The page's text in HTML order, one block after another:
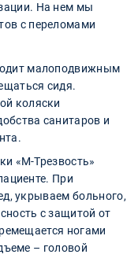
На нем мы
с переломами
малоподвижным
сидя.
коляски
санитаров и
«М-Трезвость»
При
укрываем больного,
с защитой от
ногами
– головой